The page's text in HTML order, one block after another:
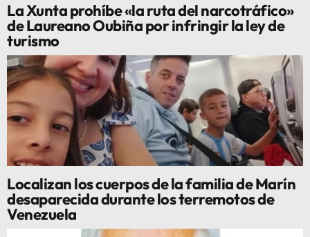
La Xunta prohíbe «la ruta del narcotráfico»
de Laureano Oubiña por infringir la ley de
turismo
Localizan los cuerpos de la familia de Marín
desaparecida durante los terremotos de
Venezuela